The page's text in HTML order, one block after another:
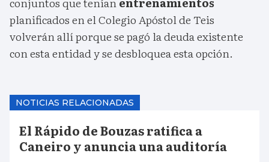
planificados en el Colegio Apóstol de Teis
volverán allí porque se pagó la deuda existente
con esta entidad y se desbloquea esta opción.
NOTICIAS RELACIONADAS
El Rápido de Bouzas ratifica a
Caneiro y anuncia una auditoría